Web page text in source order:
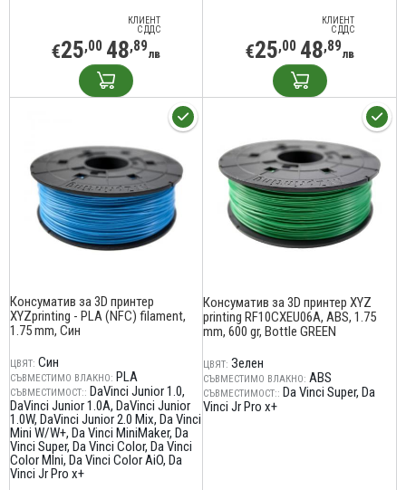
КЛИЕНТ
С ДДС
€25,00 48,89лв
КЛИЕНТ
С ДДС
€25,00 48,89лв
Консуматив за 3D принтер
XYZprinting - PLA (NFC) filament,
1.75 mm, Син
ЦВЯТ: Син
СЪВМЕСТИМО ВЛАКНО: PLA
СЪВМЕСТИМОСТ:: DaVinci Junior 1.0
DaVinci Junior 1.0A DaVinci Junior
1.0W DaVinci Junior 2.0 Mix Da Vinci
Mini W/W+ Da Vinci MiniMaker Da
Vinci Super Da Vinci Color Da Vinci
Color MIni Da Vinci Color AiO Da
Vinci Jr Pro x+
Консуматив за 3D принтер XYZ
printing RF10CXEU06A, ABS, 1.75
mm, 600 gr, Bottle GREEN
ЦВЯТ: Зелен
СЪВМЕСТИМО ВЛАКНО: ABS
СЪВМЕСТИМОСТ:: Da Vinci Super Da
Vinci Jr Pro x+